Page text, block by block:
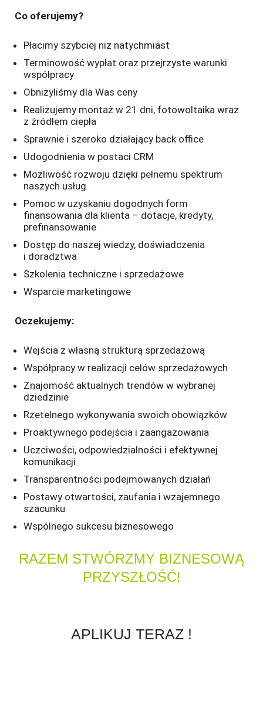
Co oferujemy?
Płacimy szybciej niż natychmiast
Terminowość wypłat oraz przejrzyste warunki
współpracy
Obniżyliśmy dla Was ceny
Realizujemy montaż w 21 dni, fotowoltaika wraz
z źródłem ciepła
Sprawnie i szeroko działający back office
Udogodnienia w postaci CRM
Możliwość rozwoju dzięki pełnemu spektrum
naszych usług
Pomoc w uzyskaniu dogodnych form
finansowania dla klienta – dotacje, kredyty,
prefinansowanie
Dostęp do naszej wiedzy, doświadczenia
i doradztwa
Szkolenia techniczne i sprzedażowe
Wsparcie marketingowe
Oczekujemy:
Wejścia z własną strukturą sprzedażową
Współpracy w realizacji celów sprzedażowych
Znajomość aktualnych trendów w wybranej
dziedzinie
Rzetelnego wykonywania swoich obowiązków
Proaktywnego podejścia i zaangażowania
Uczciwości, odpowiedzialności i efektywnej
komunikacji
Transparentności podejmowanych działań
Postawy otwartości, zaufania i wzajemnego
szacunku
Wspólnego sukcesu biznesowego
RAZEM STWÓRZMY BIZNESOWĄ
PRZYSZŁOŚĆ!
APLIKUJ TERAZ !